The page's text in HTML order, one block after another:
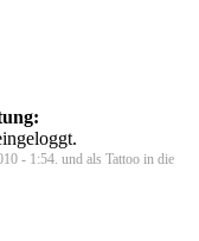
- 1:54. und als Tattoo in die